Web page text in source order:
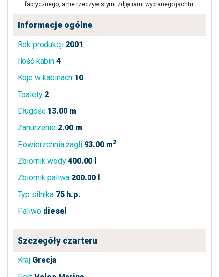
fabrycznego, a nie rzeczywistymi zdjęciami wybranego jachtu.
Informacje ogólne
Rok produkcji 2001
Ilość kabin 4
Koje w kabinach 10
Toalety 2
Długość 13.00 m
Zanurzenie 2.00 m
Powierzchnia żagli 93.00 m2
Zbiornik wody 400.00 l
Zbiornik paliwa 200.00 l
Typ silnika 75 h.p.
Paliwo diesel
Szczegóły czarteru
Kraj Grecja